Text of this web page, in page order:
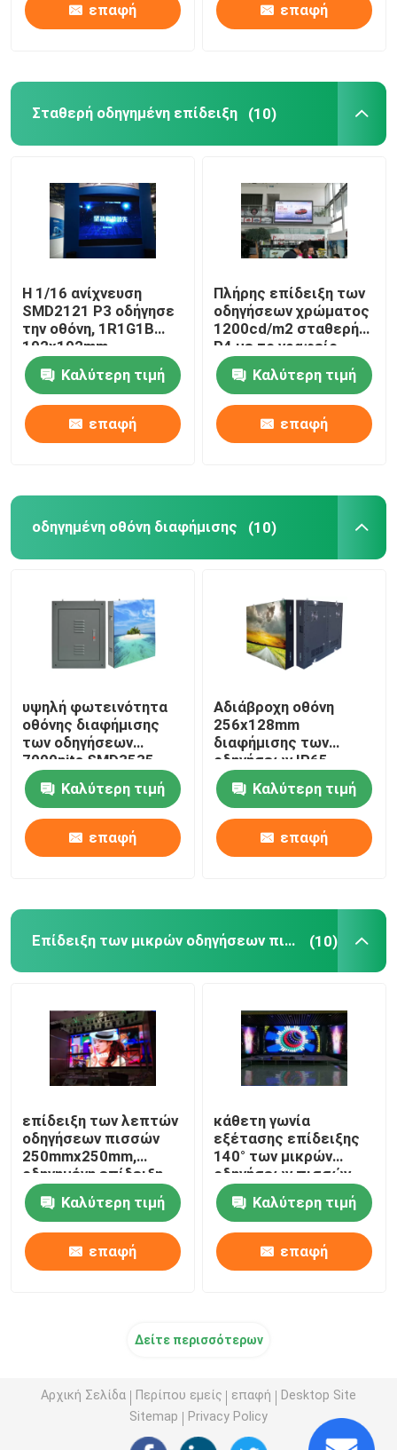
επαφή επαφή
Σταθερή οδηγημένη επίδειξη (10)
Η 1/16 ανίχνευση
SMD2121 P3 οδήγησε
την οθόνη, 1R1G1B
192x192mm
εσωτερική οδηγημένη
επιτροπήΚαλύτερη τιμή
επαφή
Πλήρης επίδειξη των
οδηγήσεων χρώματος
1200cd/m2 σταθερή
P4 με το γραφείο
640*640mm σιδήρου
Καλύτερη τιμή
επαφή
οδηγημένη οθόνη διαφήμισης (10)
υψηλή φωτεινότητα
οθόνης διαφήμισης
των οδηγήσεων
7000nits SMD3535
P10 ευρέως οριζόντια
Καλύτερη τιμή
επαφή
Αδιάβροχη οθόνη
256x128mm
διαφήμισης των
οδηγήσεων IP65
P16MM μέγεθος
ενότηταςΚαλύτερη τιμή
επαφή
Επίδειξη των μικρών οδηγήσεων πισσών (10)
επίδειξη των λεπτών
οδηγήσεων πισσών
250mmx250mm,
οδηγημένη επίδειξη
αιθουσών
συνεδριάσεων του
1.25mm
Καλύτερη τιμή
επαφή
κάθετη γωνία
εξέτασης επίδειξης
140° των μικρών
οδηγήσεων πισσών
400×300mm γραφείο
1.25mmΚαλύτερη τιμή
επαφή
Δείτε περισσότερων
Αρχική Σελίδα Περίπου εμείς επαφή
Desktop Site
Sitemap
Privacy Policy